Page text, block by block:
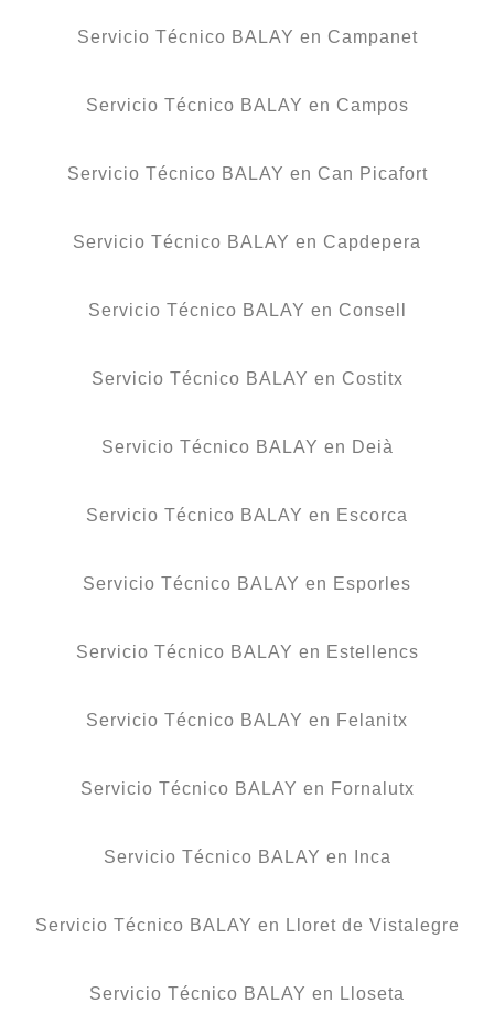
Servicio Técnico BALAY en Campanet
Servicio Técnico BALAY en Campos
Servicio Técnico BALAY en Can Picafort
Servicio Técnico BALAY en Capdepera
Servicio Técnico BALAY en Consell
Servicio Técnico BALAY en Costitx
Servicio Técnico BALAY en Deià
Servicio Técnico BALAY en Escorca
Servicio Técnico BALAY en Esporles
Servicio Técnico BALAY en Estellencs
Servicio Técnico BALAY en Felanitx
Servicio Técnico BALAY en Fornalutx
Servicio Técnico BALAY en Inca
Servicio Técnico BALAY en Lloret de Vistalegre
Servicio Técnico BALAY en Lloseta